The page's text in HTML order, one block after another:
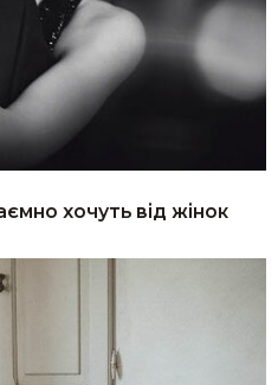
хочуть від жінок